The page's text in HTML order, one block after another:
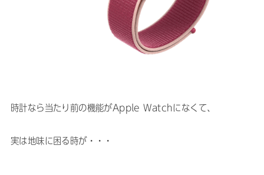
時計なら当たり前の機能がApple Watchになくて、
実は地味に困る時が・・・